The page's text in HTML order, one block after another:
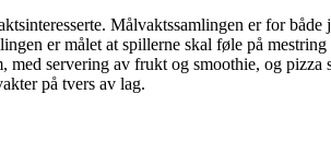
Målvaktssamlingen er for både
er målet at spillerne skal føle på
servering av frukt og smoothie, og pizza
på tvers av lag.